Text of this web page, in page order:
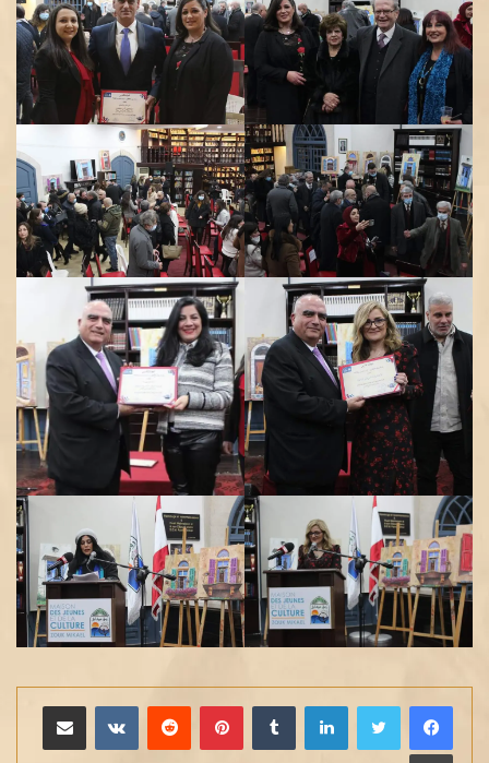
لينكدإن بينتيريست مشاركة عبر البريد
طباعة